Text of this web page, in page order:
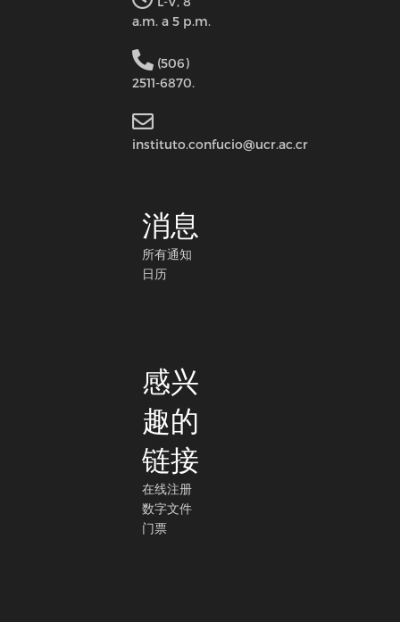
a.m. a 5 p.m.
(506)
2511-6870.
instituto.confucio@ucr.ac.cr
消息
所有通知
日历
感兴
趣的
链接
在线注册
数字文件
门票